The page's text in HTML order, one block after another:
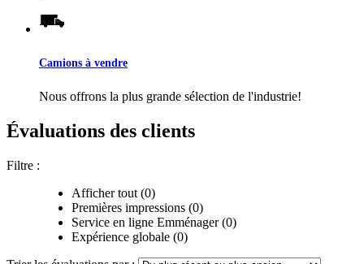
Camions à vendre
Nous offrons la plus grande sélection de l'industrie!
Évaluations des clients
Filtre :
Afficher tout (0)
Premières impressions (0)
Service en ligne Emménager (0)
Expérience globale (0)